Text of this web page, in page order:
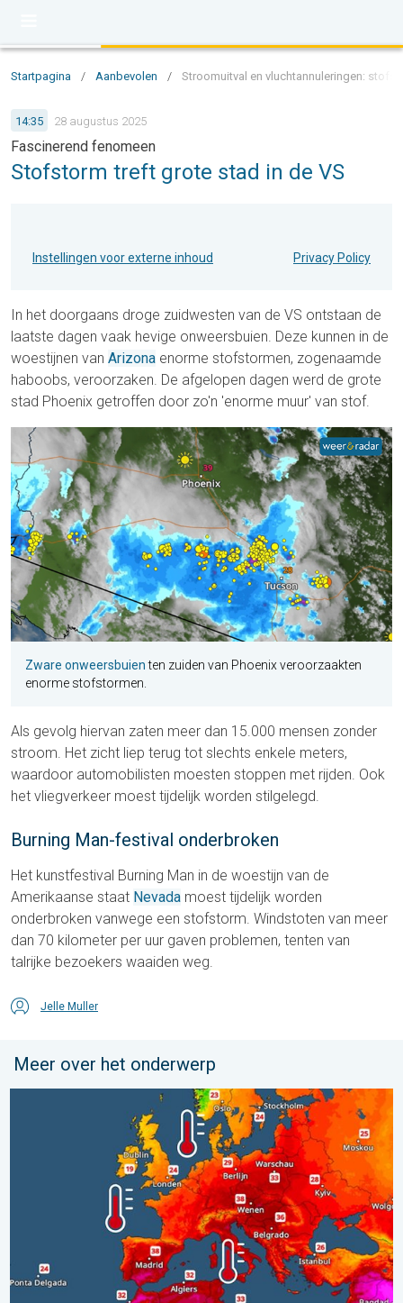
Startpagina / Aanbevolen / Stroomuitval en vluchtannuleringen:
14:35 28 augustus 2025
Fascinerend fenomeen
Stofstorm treft grote stad in de VS
Instellingen voor externe inhoud Privacy Policy
In het doorgaans droge zuidwesten van de VS ontstaan de
laatste dagen vaak hevige onweersbuien. Deze kunnen in de
woestijnen van Arizona enorme stofstormen, zogenaamde
haboobs, veroorzaken. De afgelopen dagen werd de grote
stad Phoenix getroffen door zo'n 'enorme muur' van stof.
Zware onweersbuienten zuiden van Phoenix veroorzaakten
enorme stofstormen.
Als gevolg hiervan zaten meer dan 15.000 mensen zonder
stroom. Het zicht liep terug tot slechts enkele meters,
waardoor automobilisten moesten stoppen met rijden. Ook
het vliegverkeer moest tijdelijk worden stilgelegd.
Burning Man-festival onderbroken
Het kunstfestival Burning Man in de woestijn van de
Amerikaanse staat Nevada moest tijdelijk worden
onderbroken vanwege een stofstorm. Windstoten van meer
dan 70 kilometer per uur gaven problemen, tenten van
talrijke bezoekers waaiden weg.
Jelle Muller
Meer over het onderwerp
Europese zeeën zijn ongewoon warm. Tot 30 graden. . .